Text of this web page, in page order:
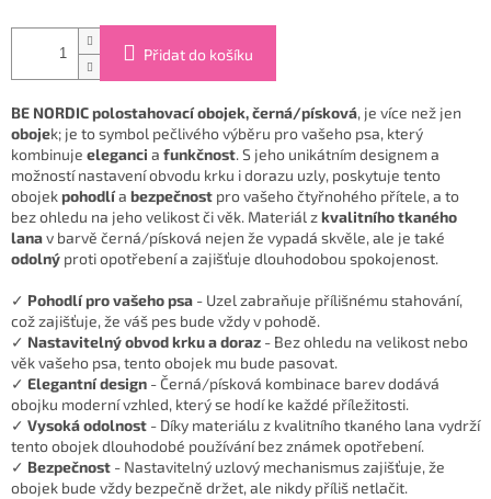
Přidat do košíku
BE NORDIC polostahovací obojek, černá/písková, je více než jen
obojek; je to symbol pečlivého výběru pro vašeho psa, který
kombinuje eleganci a funkčnost. S jeho unikátním designem a
možností nastavení obvodu krku i dorazu uzly, poskytuje tento
obojekpohodlía bezpečnost pro vašeho čtyřnohého přítele, a to
bez ohledu na jeho velikost či věk. Materiál zkvalitního tkaného
lanav barvě černá/písková nejen že vypadá skvěle, ale je také
odolný proti opotřebení a zajišťuje dlouhodobou spokojenost.
✓ Pohodlí pro vašeho psa - Uzel zabraňuje přílišnému stahování,
což zajišťuje, že váš pes bude vždy v pohodě.
✓ Nastavitelný obvod krku a doraz - Bez ohledu na velikost nebo
věk vašeho psa, tento obojek mu bude pasovat.
✓ Elegantní design - Černá/písková kombinace barev dodává
obojku moderní vzhled, který se hodí ke každé příležitosti.
✓ Vysoká odolnost - Díky materiálu z kvalitního tkaného lana vydrží
tento obojek dlouhodobé používání bez známek opotřebení.
✓ Bezpečnost - Nastavitelný uzlový mechanismus zajišťuje, že
obojek bude vždy bezpečně držet, ale nikdy příliš netlačit.